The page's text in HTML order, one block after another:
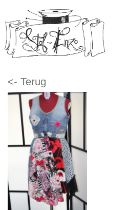
<- Terug